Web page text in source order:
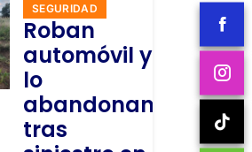
SEGURIDAD
Roban
automóvil y
lo
abandonan
tras